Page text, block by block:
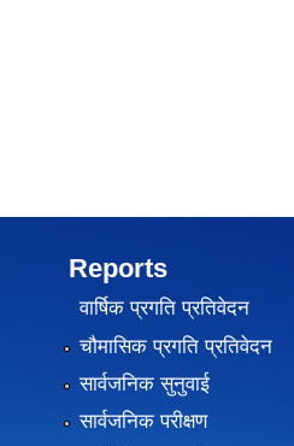
Reports
वार्षिक प्रगति प्रतिवेदन
चौमासिक प्रगति प्रतिवेदन
सार्वजनिक सुनुवाई
सार्वजनिक परीक्षण